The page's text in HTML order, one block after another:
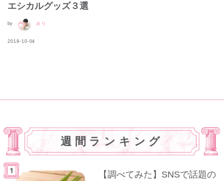
エシカルグッズ３選
by みり
2019-10-04
週間ランキング
【調べてみた】SNSで話題の